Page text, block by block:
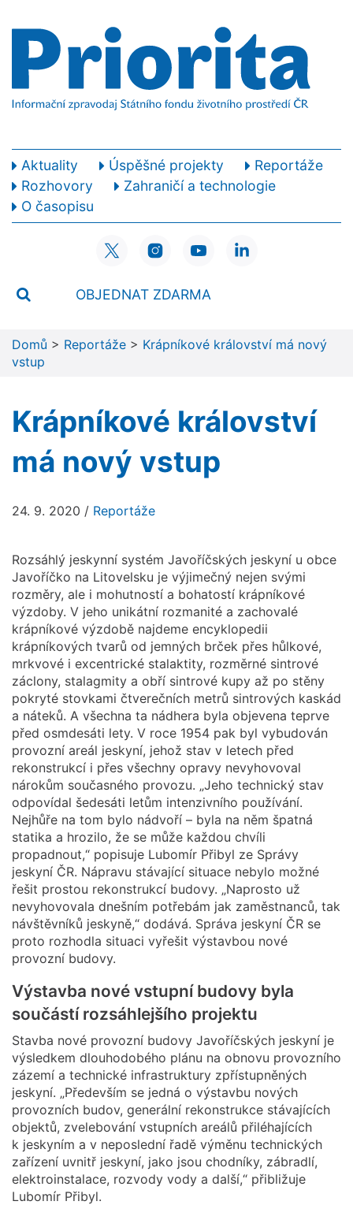
Aktuality Úspěšné projekty
Reportáže
Rozhovory
Zahraničí a technologie
O časopisu
OBJEDNAT ZDARMA
Domů > Reportáže > Krápníkové království má nový
vstup
Krápníkové království
má nový vstup
24. 9. 2020 / Reportáže
Rozsáhlý jeskynní systém Javoříčských jeskyní u obce
Javoříčko na Litovelsku je výjimečný nejen svými
rozměry, ale i mohutností a bohatostí krápníkové
výzdoby. V jeho unikátní rozmanité a zachovalé
krápníkové výzdobě najdeme encyklopedii
krápníkových tvarů od jemných brček přes hůlkové,
mrkvové i excentrické stalaktity, rozměrné sintrové
záclony, stalagmity a obří sintrové kupy až po stěny
pokryté stovkami čtverečních metrů sintrových kaskád
a náteků. A všechna ta nádhera byla objevena teprve
před osmdesáti lety. V roce 1954 pak byl vybudován
provozní areál jeskyní, jehož stav v letech před
rekonstrukcí i přes všechny opravy nevyhovoval
nárokům současného provozu. „Jeho technický stav
odpovídal šedesáti letům intenzivního používání.
Nejhůře na tom bylo nádvoří – byla na něm špatná
statika a hrozilo, že se může každou chvíli
propadnout,“ popisuje Lubomír Přibyl ze Správy
jeskyní ČR. Nápravu stávající situace nebylo možné
řešit prostou rekonstrukcí budovy. „Naprosto už
nevyhovovala dnešním potřebám jak zaměstnanců, tak
návštěvníků jeskyně,“ dodává. Správa jeskyní ČR se
proto rozhodla situaci vyřešit výstavbou nové
provozní budovy.
Výstavba nové vstupní budovy byla
součástí rozsáhlejšího projektu
Stavba nové provozní budovy Javoříčských jeskyní je
výsledkem dlouhodobého plánu na obnovu provozního
zázemí a technické infrastruktury zpřístupněných
jeskyní. „Především se jedná o výstavbu nových
provozních budov, generální rekonstrukce stávajících
objektů, zvelebování vstupních areálů přiléhajících
k jeskyním a v neposlední řadě výměnu technických
zařízení uvnitř jeskyní, jako jsou chodníky, zábradlí,
elektroinstalace, rozvody vody a další,“ přibližuje
Lubomír Přibyl.